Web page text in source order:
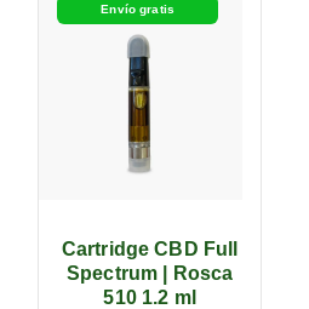
Envío gratis
Cartridge CBD Full
Spectrum | Rosca
510 1.2 ml